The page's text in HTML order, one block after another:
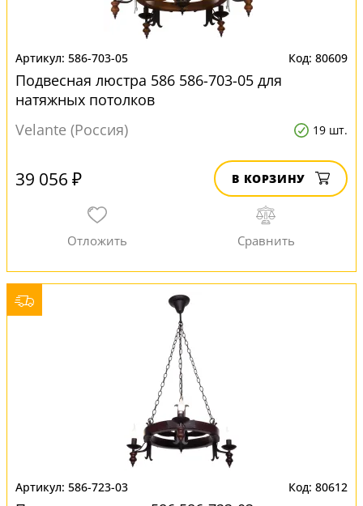
586-703-05 80609
Подвесная люстра 586 586-703-05 для
натяжных потолков
Velante (Россия)
19 шт.
39 056 ₽ В КОРЗИНУ
586-723-03 80612